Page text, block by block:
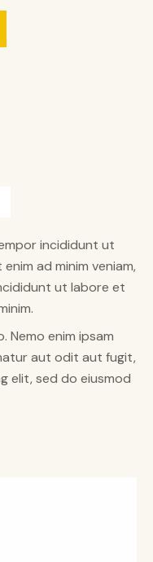
incididunt ut
ad minim veniam,
ut labore et
Nemo enim ipsam
aut odit aut fugit,
elit, sed do eiusmod